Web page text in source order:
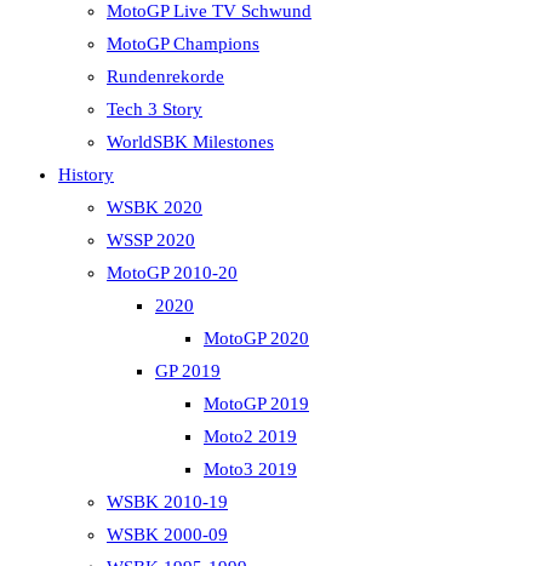
MotoGP Live TV Schwund
MotoGP Champions
Rundenrekorde
Tech 3 Story
WorldSBK Milestones
History
WSBK 2020
WSSP 2020
MotoGP 2010-20
2020
MotoGP 2020
GP 2019
MotoGP 2019
Moto2 2019
Moto3 2019
WSBK 2010-19
WSBK 2000-09